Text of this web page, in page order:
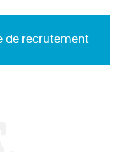
de recrutement